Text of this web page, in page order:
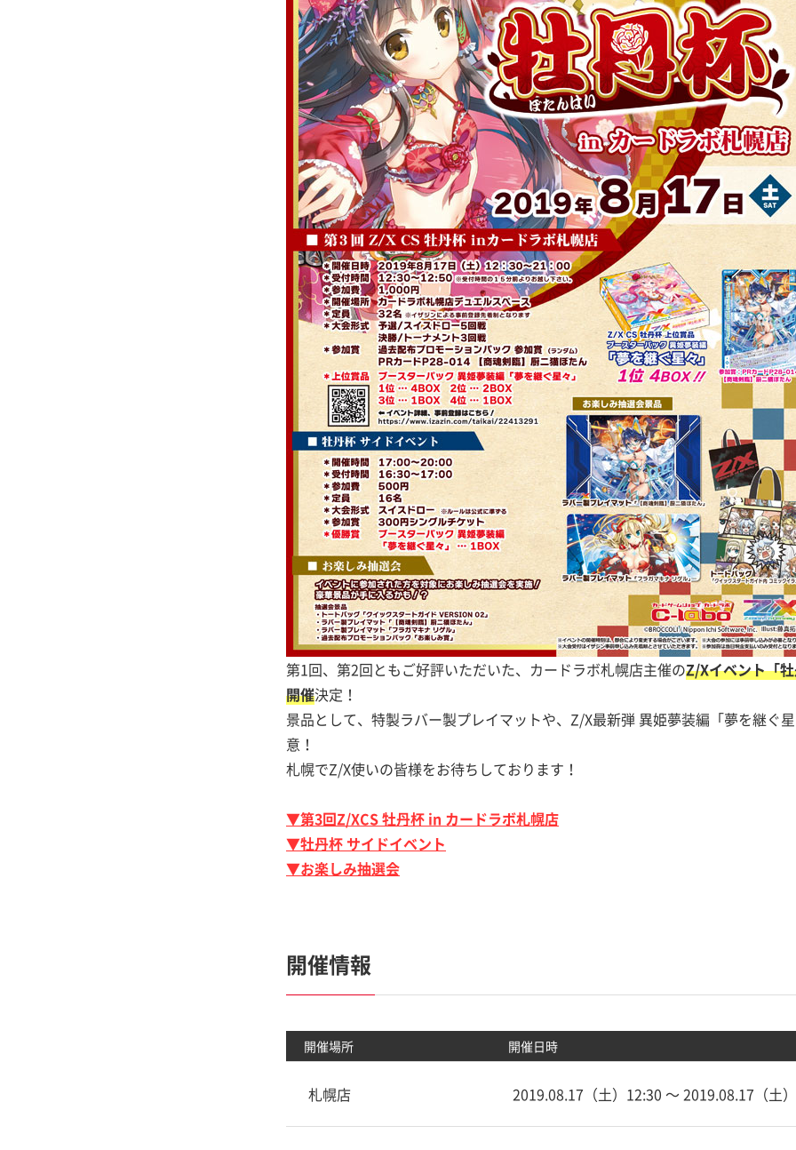
第1回、第2回ともご好評いただいた、カードラボ札幌店主催のZ/Xイベント「
開催決定！
景品として、特製ラバー製プレイマットや、Z/X最新弾 異姫夢装編「夢を継ぐ
意！
札幌でZ/X使いの皆様をお待ちしております！
▼第3回Z/XCS 牡丹杯 in カードラボ札幌店
▼牡丹杯 サイドイベント
▼お楽しみ抽選会
開催情報
開催場所 開催日時
札幌店 2019.08.17（土）12:30 〜 2019.08.17（土